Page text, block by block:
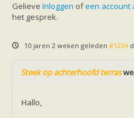
Ingekorven
Meervleermuis
Mopsvleermuis
Rosse vleermuis
Gelieve Inloggen ofeen account
het gesprek.
10 jaren 2 weken geleden #1234
Steek op achterhoofd terras
Hallo,